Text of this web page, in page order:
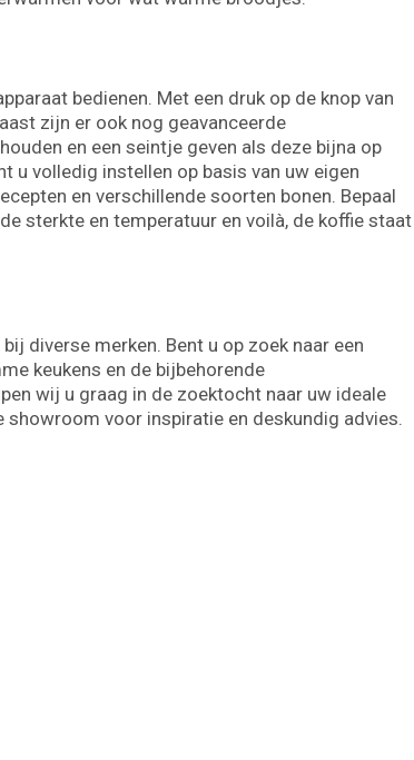
bedienen. Met een druk op de knop van
zijn er ook nog geavanceerde
en een seintje geven als deze bijna op
u volledig instellen op basis van uw eigen
en verschillende soorten bonen. Bepaal
sterkte en temperatuur en voilà, de koffie staat
diverse merken. Bent u op zoek naar een
keukens en de bijbehorende
wij u graag in de zoektocht naar uw ideale
voor inspiratie en deskundig advies.